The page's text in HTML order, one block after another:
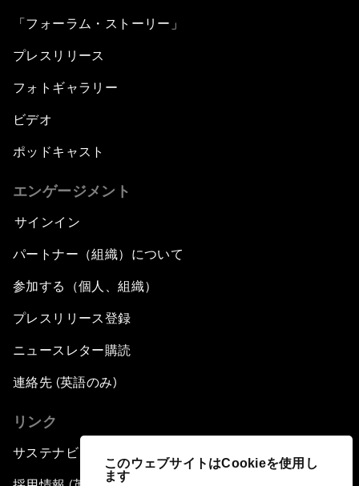
このウェブサイトはCookieを使用し
ます
「フォーラム・ストーリー」
プレスリリース
フォトギャラリー
ビデオ
ポッドキャスト
エンゲージメント
サインイン
パートナー（組織）について
参加する（個人、組織）
プレスリリース登録
ニュースレター購読
連絡先 (英語のみ)
リンク
サステナビリティへの取り組み